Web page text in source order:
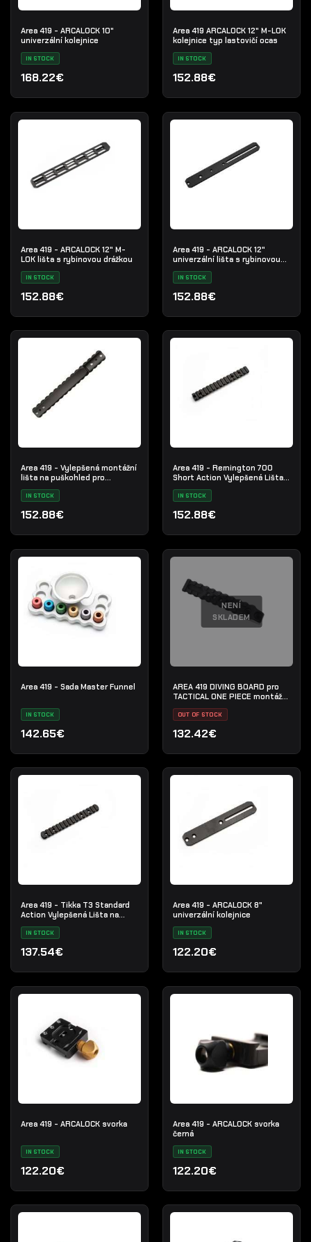
Area 419 - ARCALOCK 10"
univerzální kolejnice
IN STOCK
168.22€
Area 419 ARCALOCK 12" M-LOK
kolejnice typ lastovičí ocas
IN STOCK
152.88€
Area 419 - ARCALOCK 12" M-
LOK lišta s rybinovou drážkou
IN STOCK
152.88€
Area 419 - ARCALOCK 12"
univerzální lišta s rybinovou
IN STOCK
152.88€
Area 419 - Vylepšená montážní
lišta na puškohled pro
Remington 700 dlouhá akce
(ISR-LA)
IN STOCK
152.88€
Area 419 - Remington 700
Short Action Vylepšená Lišta
na Optiku (ISR-SA)
IN STOCK
152.88€
Area 419 - Sada Master Funnel
IN STOCK
142.65€
NENÍ
SKLADEM
AREA 419 DIVING BOARD pro
TACTICAL ONE PIECE montáž
OUT OF STOCK
132.42€
Area 419 - Tikka T3 Standard
Action Vylepšená Lišta na
Optiku
IN STOCK
137.54€
Area 419 - ARCALOCK 8"
univerzální kolejnice
IN STOCK
122.20€
Area 419 - ARCALOCK svorka
IN STOCK
122.20€
Area 419 - ARCALOCK svorka
černá
IN STOCK
122.20€